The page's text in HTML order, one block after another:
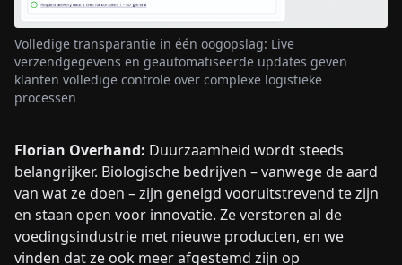
Florian Overhand: Duurzaamheid wordt steeds
belangrijker. Biologische bedrijven – vanwege de aard
van wat ze doen – zijn geneigd vooruitstrevend te zijn
en staan open voor innovatie. Ze verstoren al de
voedingsindustrie met nieuwe producten, en we
vinden dat ze ook meer afgestemd zijn op
Volledige transparantie in één oogopslag: Live
verzendgegevens en geautomatiseerde updates geven
klanten volledige controle over complexe logistieke
processen